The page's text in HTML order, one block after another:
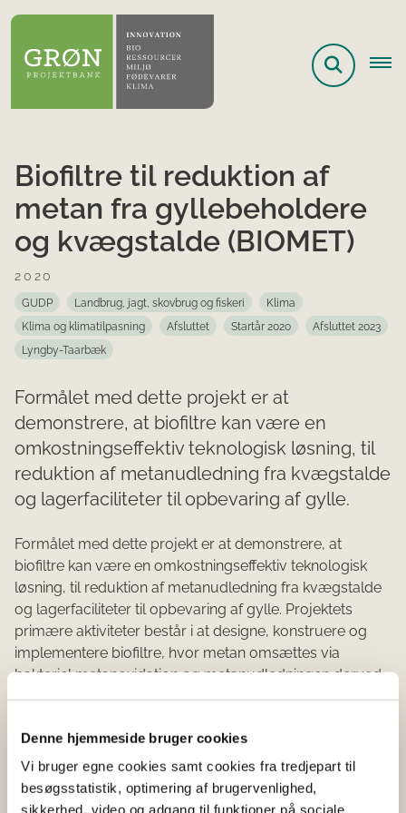
Denne hjemmeside bruger cookies
Vi bruger egne cookies samt cookies fra tredjepart til
besøgsstatistik, optimering af brugervenlighed,
sikkerhed, video og adgang til funktioner på sociale
Biofiltre til reduktion af
metan fra gyllebeholdere
og kvægstalde (BIOMET)
2020
GUDP Landbrug, jagt, skovbrug og fiskeri
Klima
Klima og klimatilpasning
Afsluttet Startår 2020
Afsluttet 2023
Lyngby-Taarbæk
Formålet med dette projekt er at
demonstrere, at biofiltre kan være en
omkostningseffektiv teknologisk løsning, til
reduktion af metanudledning fra kvægstalde
og lagerfaciliteter til opbevaring af gylle.
Formålet med dette projekt er at demonstrere, at
biofiltre kan være en omkostningseffektiv teknologisk
løsning, til reduktion af metanudledning fra kvægstalde
og lagerfaciliteter til opbevaring af gylle. Projektets
primære aktiviteter består i at designe, konstruere og
implementere biofiltre, hvor metan omsættes via
bakteriel metanoxidation og metanudledningen derved
reduceres. Målet er at bestemme
kvægstalde og overdækkede gyllebeholdere i
etablerede biofiltre. Staldluften opsamles via
punktudsug, hvor den optimale luftydelse og det
endelige design og placering af suget bestemmes i